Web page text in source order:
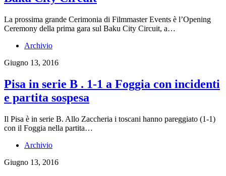
La prossima grande Cerimonia di Filmmaster Events è l’Opening
Ceremony della prima gara sul Baku City Circuit, a…
Archivio
Giugno 13, 2016
Pisa in serie B . 1-1 a Foggia con incidenti
e partita sospesa
Il Pisa è in serie B. Allo Zaccheria i toscani hanno pareggiato (1-1)
con il Foggia nella partita…
Archivio
Giugno 13, 2016